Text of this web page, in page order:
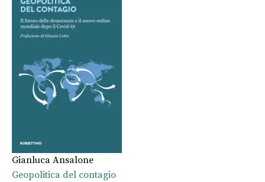
Gianluca Ansalone
Geopolitica del contagio